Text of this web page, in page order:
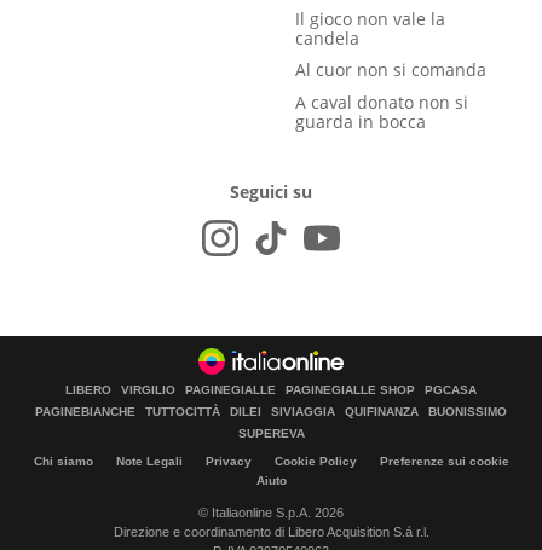
Il gioco non vale la
candela
Al cuor non si comanda
A caval donato non si
guarda in bocca
Seguici su
LIBERO VIRGILIO PAGINEGIALLE PAGINEGIALLE SHOP
PGCASA
PAGINEBIANCHE
TUTTOCITTÀ DILEI SIVIAGGIA QUIFINANZA
BUONISSIMO
SUPEREVA
Chi siamo Note Legali Privacy Cookie Policy
Preferenze sui cookie
Aiuto
© Italiaonline S.p.A. 2026
Direzione e coordinamento di Libero Acquisition S.á r.l.